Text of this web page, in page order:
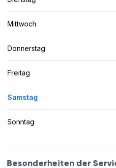
Mittwoch
Donnerstag
Freitag
Samstag
Sonntag
Besonderheiten der